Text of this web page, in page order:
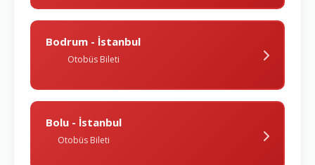
Bodrum - İstanbul
Otobüs Bileti
Bolu - İstanbul
Otobüs Bileti